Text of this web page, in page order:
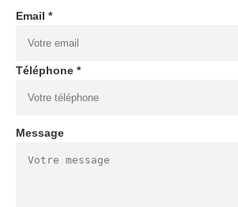
Email *
Téléphone *
Message